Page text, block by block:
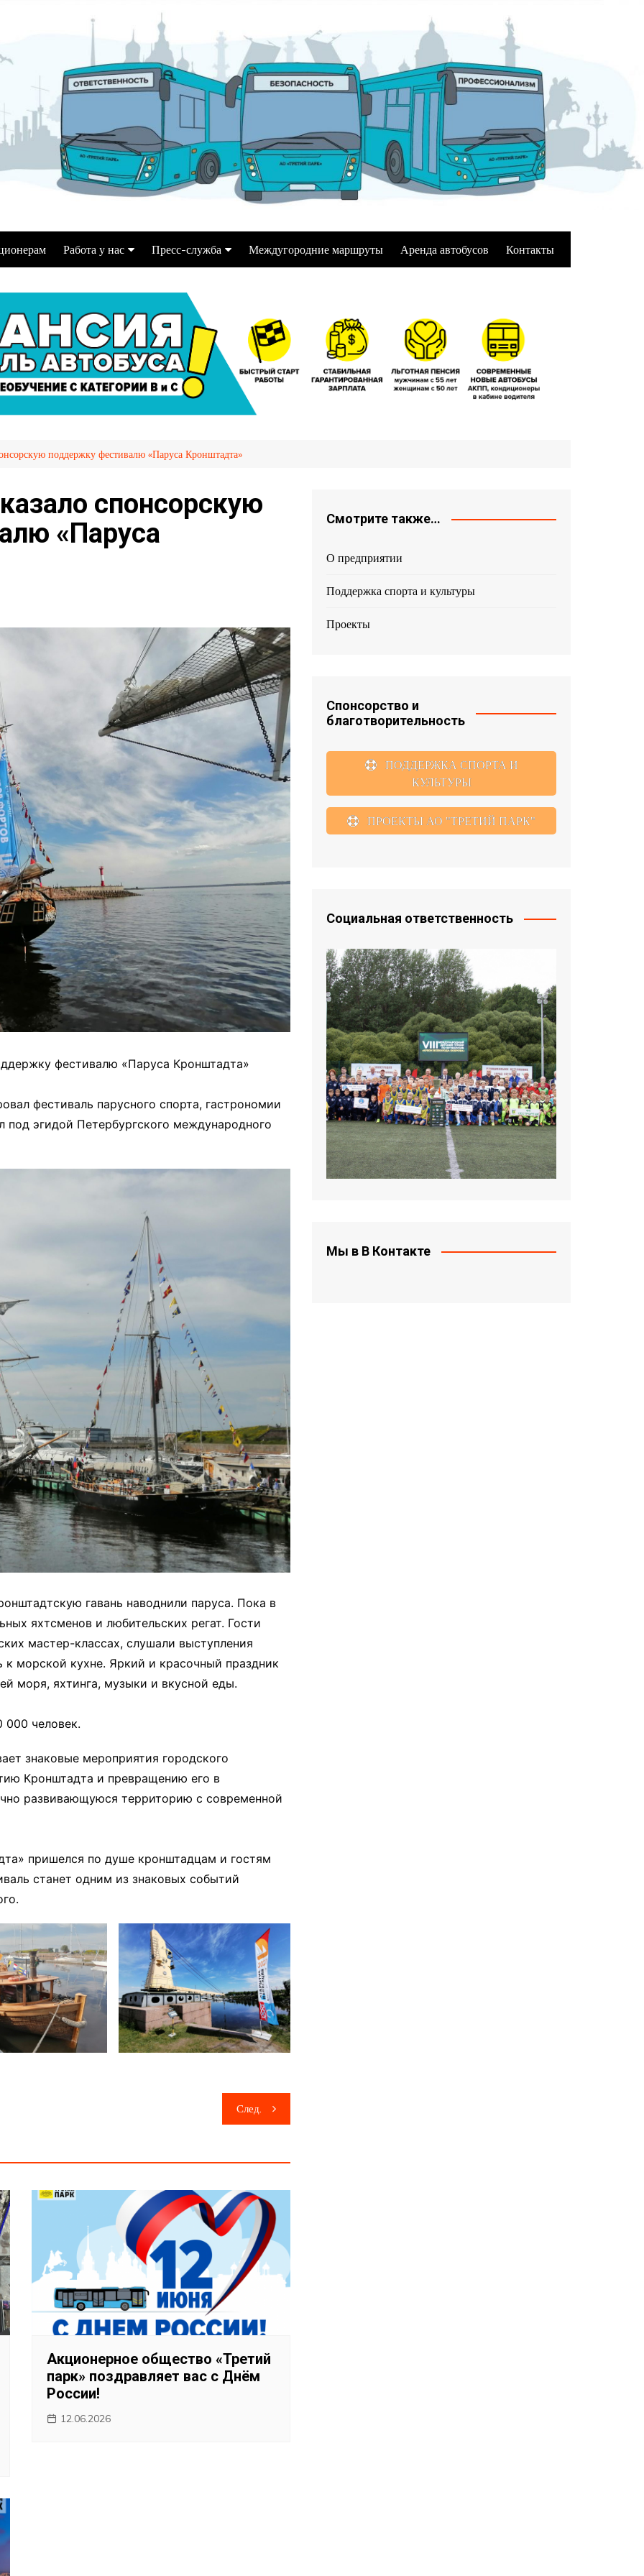
Работа у нас
Автослесарь
Вакансии
Охрана труда
Пресс-служба
Репортажи, статьи,
интервью
Междугородние маршруты Аренда автобусов Контакты
поддержку фестивалю «Паруса Кронштадта»
спонсорскую
«Паруса
фестивалю «Паруса Кронштадта»
фестиваль парусного спорта, гастрономии
эгидой Петербургского международного
гавань наводнили паруса. Пока в
яхтсменов и любительских регат. Гости
мастер-классах, слушали выступления
морской кухне. Яркий и красочный праздник
моря, яхтинга, музыки и вкусной еды.
000 человек.
знаковые мероприятия городского
Кронштадта и превращению его в
развивающуюся территорию с современной
пришелся по душе кронштадцам и гостям
станет одним из знаковых событий
След.
Акционерное общество «Третий
парк» поздравляет вас с Днём
России!
12.06.2026
Смотрите также…
О предприятии
Поддержка спорта и культуры
Проекты
Спонсорство и
благотворительность
ПОДДЕРЖКА СПОРТА И
КУЛЬТУРЫ
ПРОЕКТЫ АО "ТРЕТИЙ ПАРК"
Социальная ответственность
Мы в В Контакте